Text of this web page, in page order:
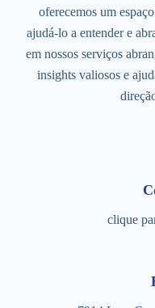
oferecemos um
ajudá-lo a entender e
em nossos serviços
insights valiosos e
clique